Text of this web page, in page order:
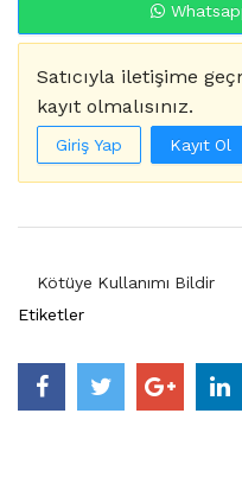
Satıcıyla iletişime
kayıt olmalısınız.
Giriş Yap Kayıt Ol
Kötüye Kullanımı Bildir
Etiketler